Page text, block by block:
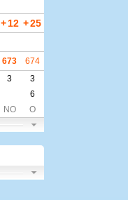
+ 12 +25
673
674
3
3
6
NO O